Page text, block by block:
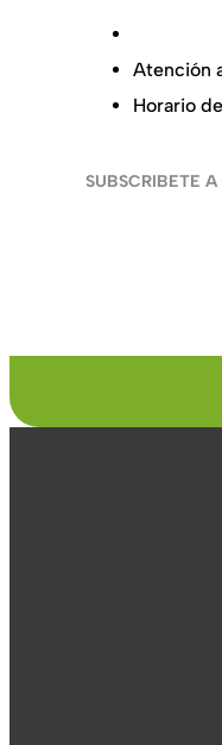
Atención
Horario
SUBSCRIBETE